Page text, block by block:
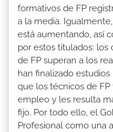
formativos de FP
a la media.
está aumentando, así
por estos titulados: los
de FP superan a los
han finalizado
que los técnicos de
empleo y les resulta
fijo. Por todo ello, el
Profesional como una